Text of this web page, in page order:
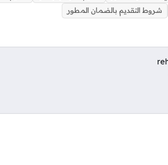
شروط التقديم بالضمان المطور
Social